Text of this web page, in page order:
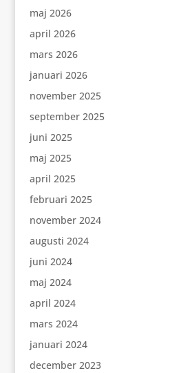
maj 2026
april 2026
mars 2026
januari 2026
november 2025
september 2025
juni 2025
maj 2025
april 2025
februari 2025
november 2024
augusti 2024
juni 2024
maj 2024
april 2024
mars 2024
januari 2024
december 2023